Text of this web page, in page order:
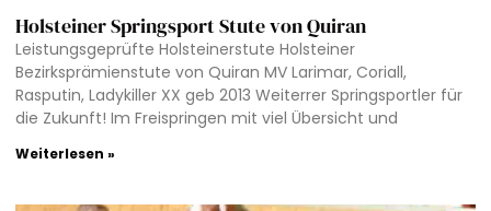
Holsteiner Springsport Stute von Quiran
Leistungsgeprüfte Holsteinerstute Holsteiner
Bezirksprämienstute von Quiran MV Larimar, Coriall,
Rasputin, Ladykiller XX geb 2013 Weiterrer Springsportler für
die Zukunft! Im Freispringen mit viel Übersicht und
Weiterlesen »